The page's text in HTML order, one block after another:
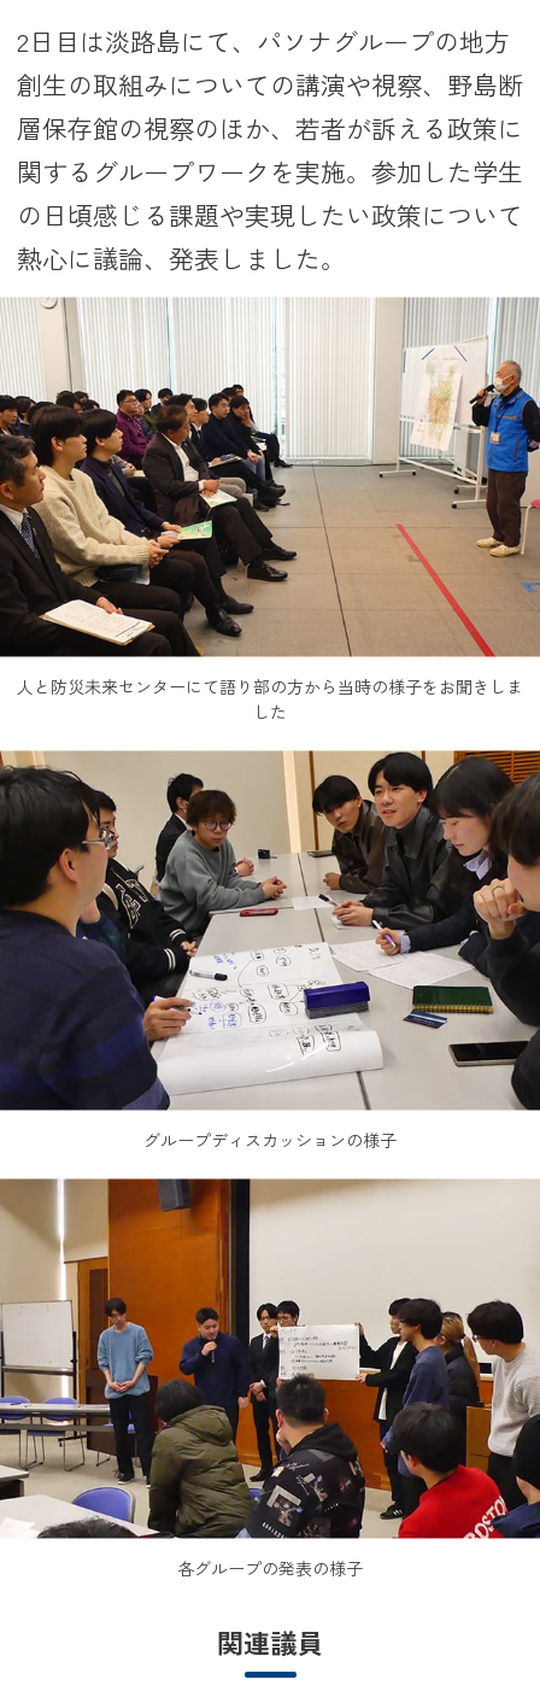
2日目は淡路島にて、パソナグループの地方
創生の取組みについての講演や視察、野島断
層保存館の視察のほか、若者が訴える政策に
関するグループワークを実施。参加した学生
の日頃感じる課題や実現したい政策について
熱心に議論、発表しました。
人と防災未来センターにて語り部の方から当時の様子をお聞きしま
した
グループディスカッションの様子
各グループの発表の様子
関連議員